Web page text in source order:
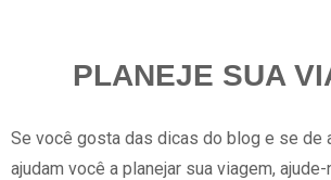
PLANEJE SUA
Se você gosta das dicas do blog e se de
ajudam você a planejar sua viagem,